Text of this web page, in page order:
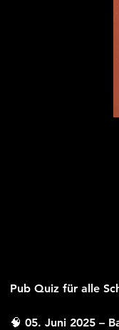
Pub Quiz für alle
🧠 05. Juni 2025 –